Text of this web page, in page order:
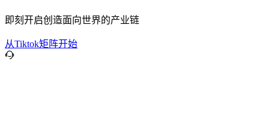
即刻开启创造面向世界的产业链
从Tiktok矩阵开始